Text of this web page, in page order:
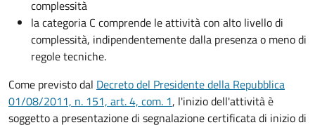
complessità
la categoria C comprende le attività con alto livello di
complessità, indipendentemente dalla presenza o meno di
regole tecniche.
Come previsto dal Decreto del Presidente della Repubblica
01/08/2011, n. 151, art. 4, com. 1, l'inizio dell'attività è
soggetto a presentazione di segnalazione certificata di inizio di